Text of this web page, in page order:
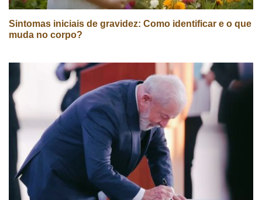
Sintomas iniciais de gravidez: Como identificar e o que
muda no corpo?